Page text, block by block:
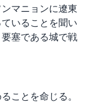
マニョンに遼東
いることを聞い
塞である城で戦
ことを命じる。